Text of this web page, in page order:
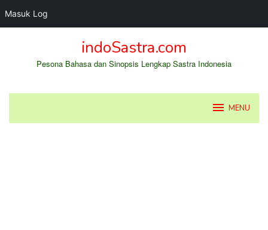
Masuk Log
indoSastra.com
Pesona Bahasa dan Sinopsis Lengkap Sastra Indonesia
MENU